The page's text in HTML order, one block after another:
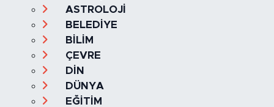
ASTROLOJİ
BELEDİYE
BİLİM
ÇEVRE
DİN
DÜNYA
EĞİTİM